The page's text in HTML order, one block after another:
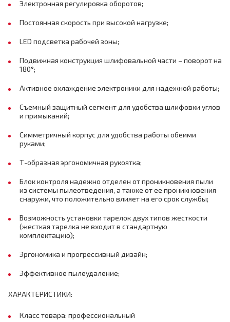
Электронная регулировка оборотов;
Постоянная скорость при высокой нагрузке;
LED подсветка рабочей зоны;
Подвижная конструкция шлифовальной части – поворот на
180°;
Активное охлаждение электроники для надежной работы;
Съемный защитный сегмент для удобства шлифовки углов
и примыканий;
Симметричный корпус для удобства работы обеими
руками;
Т-образная эргономичная рукоятка;
Блок контроля надежно отделен от проникновения пыли
из системы пылеотведения, а также от ее проникновения
снаружи, что положительно влияет на его срок службы;
Возможность установки тарелок двух типов жесткости
(жесткая тарелка не входит в стандартную
комплектацию);
Эргономика и прогрессивный дизайн;
Эффективное пылеудаление;
ХАРАКТЕРИСТИКИ:
Класс товара: профессиональный